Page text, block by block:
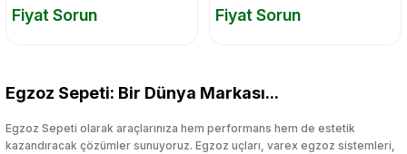
Fiyat Sorun Fiyat Sorun
Egzoz Sepeti: Bir Dünya Markası...
Egzoz Sepeti olarak araçlarınıza hem performans hem de estetik
kazandıracak çözümler sunuyoruz. Egzoz uçları, varex egzoz sistemleri,